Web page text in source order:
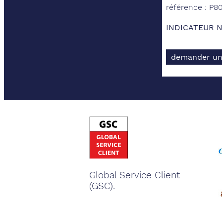
référence :
INDICATEUR
demander
Global Service Client
(GSC).